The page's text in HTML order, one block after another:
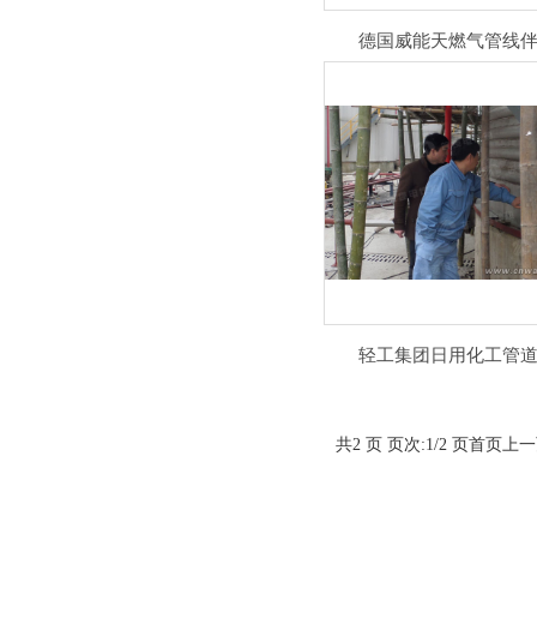
德国威能天燃气管线
轻工集团日用化工管
共2 页 页次:1/2 页首页上